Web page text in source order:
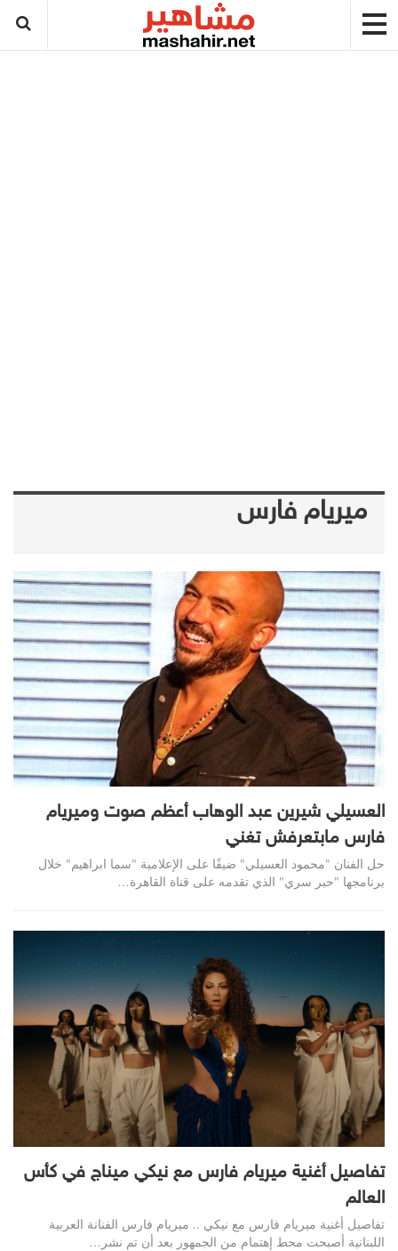
ميريام فارس
العسيلي شيرين عبد الوهاب أعظم صوت وميريام
فارس مابتعرفش تغني
حل الفنان "محمود العسيلي" ضيفًا على الإعلامية "سما ابراهيم" خلال
برنامجها "حبر سري" الذي تقدمه على قناة القاهرة…
تفاصيل أغنية ميريام فارس مع نيكي ميناج في كأس
العالم
تفاصيل أغنية ميريام فارس مع نيكي .. ميريام فارس الفنانة العربية
اللبنانية أصبحت محط إهتمام من الجمهور بعد أن تم نشر…